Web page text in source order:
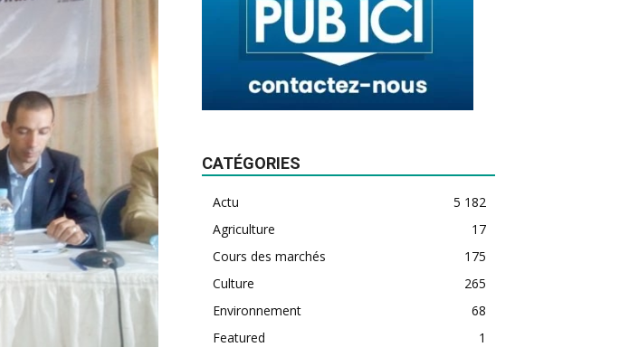
d'actualité!
CATÉGORIES
Actu
5 182
Agriculture
17
Cours des marchés
175
Culture
265
Environnement
68
Featured
1